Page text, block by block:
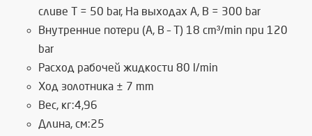
сливе T = 50 bar, На выходах A, B = 300 bar
Внутренние потери (А, В – Т) 18 cm³/min при 120
bar
Расход рабочей жидкости 80 l/min
Ход золотника ± 7 mm
Вес, кг:4,96
Длина, см:25